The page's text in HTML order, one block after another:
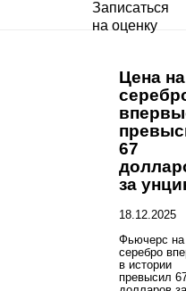
Цена на
67
за
18.12.2025
Фьючерс на
серебро
в истории
превысил
Записаться
на оценку